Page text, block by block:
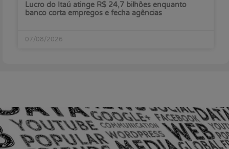
Lucro do Itaú atinge R$ 24,7 bilhões enquanto
banco corta empregos e fecha agências
07/08/2026